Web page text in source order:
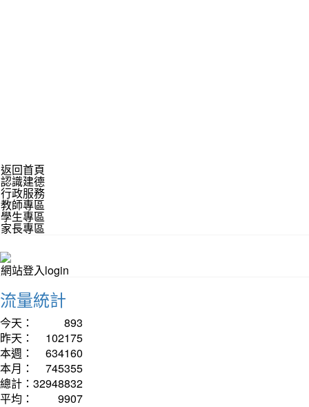
返回首頁
認識建德
行政服務
教師專區
學生專區
家長專區
網站登入login
流量統計
今天：
893
昨天：
102175
本週：
634160
本月：
745355
總計： 32948832
平均：
9907